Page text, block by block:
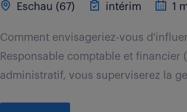
Eschau (67) intérim 1
Comment envisageriez-vous
Responsable comptable et financier
administratif, vous superviserez la